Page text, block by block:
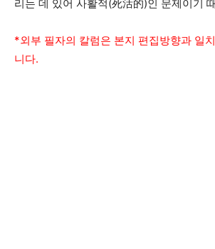
리는 데 있어 사활적(死活的)인 문제이기
*외부 필자의 칼럼은 본지 편집방향과 일
니다.